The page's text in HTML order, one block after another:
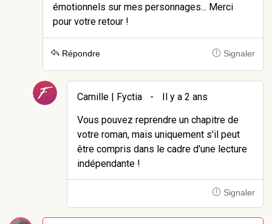
émotionnels sur mes personnages... Merci
pour votre retour !
Répondre Signaler
Camille | Fyctia -
Il y a 2 ans
Vous pouvez reprendre un chapitre de
votre roman, mais uniquement s'il peut
être compris dans le cadre d'une lecture
indépendante !
Signaler